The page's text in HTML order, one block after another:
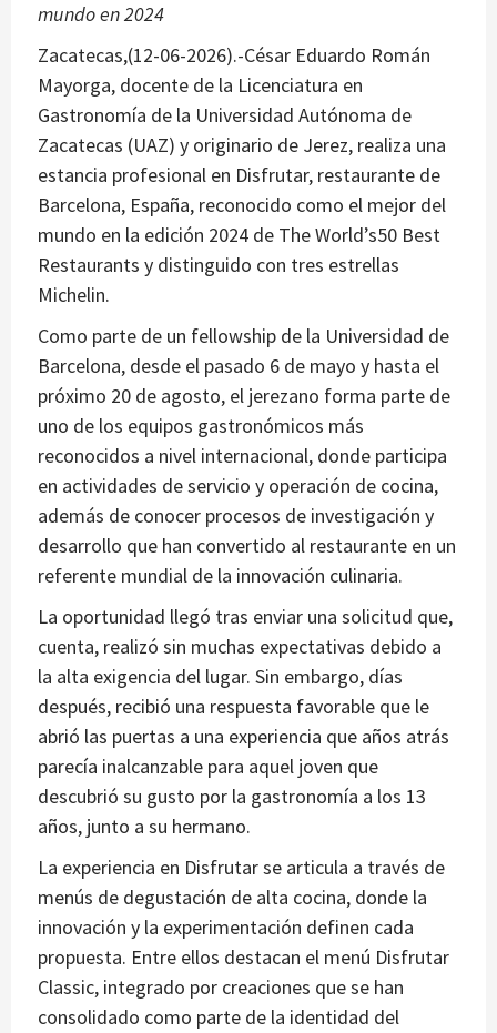
mundo en 2024
Zacatecas,(12-06-2026).-César Eduardo Román
Mayorga, docente de la Licenciatura en
Gastronomía de la Universidad Autónoma de
Zacatecas (UAZ) y originario de Jerez, realiza una
estancia profesional en Disfrutar, restaurante de
Barcelona, España, reconocido como el mejor del
mundo en la edición 2024 de The World’s50 Best
Restaurants y distinguido con tres estrellas
Michelin.
Como parte de un fellowship de la Universidad de
Barcelona, desde el pasado 6 de mayo y hasta el
próximo 20 de agosto, el jerezano forma parte de
uno de los equipos gastronómicos más
reconocidos a nivel internacional, donde participa
en actividades de servicio y operación de cocina,
además de conocer procesos de investigación y
desarrollo que han convertido al restaurante en un
referente mundial de la innovación culinaria.
La oportunidad llegó tras enviar una solicitud que,
cuenta, realizó sin muchas expectativas debido a
la alta exigencia del lugar. Sin embargo, días
después, recibió una respuesta favorable que le
abrió las puertas a una experiencia que años atrás
parecía inalcanzable para aquel joven que
descubrió su gusto por la gastronomía a los 13
años, junto a su hermano.
La experiencia en Disfrutar se articula a través de
menús de degustación de alta cocina, donde la
innovación y la experimentación definen cada
propuesta. Entre ellos destacan el menú Disfrutar
Classic, integrado por creaciones que se han
consolidado como parte de la identidad del